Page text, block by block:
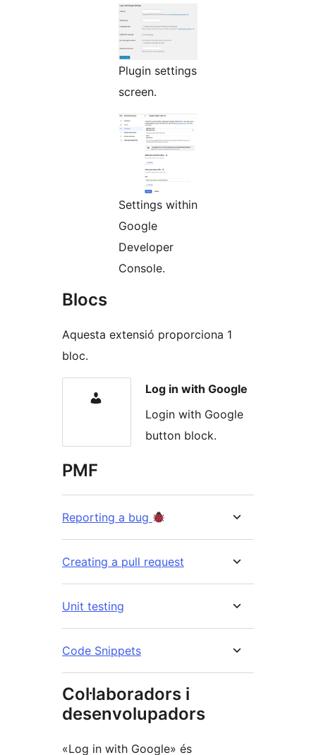
Plugin settings
screen.
Settings within
Google
Developer
Console.
Blocs
Aquesta extensió proporciona 1
bloc.
Log in with Google
Login with Google
button block.
PMF
Reporting a bug
Creating a pull request
Unit testing
Code Snippets
Col·laboradors i
desenvolupadors
«Log in with Google» és